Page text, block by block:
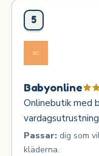
5
Babyonline
Onlinebutik med
Passar:dig som
kläderna.